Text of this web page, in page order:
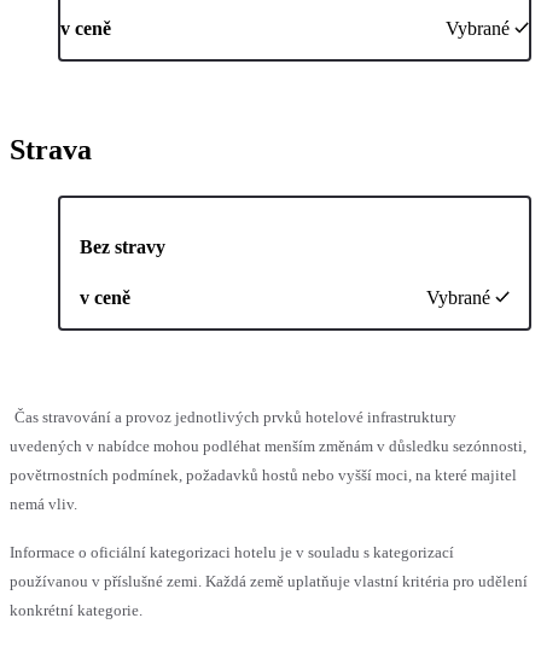
v ceně Vybrané
Strava
Bez stravy
v ceně Vybrané
Čas stravování a provoz jednotlivých prvků hotelové infrastruktury
uvedených v nabídce mohou podléhat menším změnám v důsledku sezónnosti,
povětrnostních podmínek, požadavků hostů nebo vyšší moci, na které majitel
nemá vliv.
Informace o oficiální kategorizaci hotelu je v souladu s kategorizací
používanou v příslušné zemi. Každá země uplatňuje vlastní kritéria pro udělení
konkrétní kategorie.